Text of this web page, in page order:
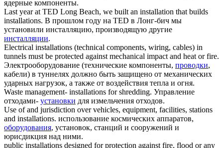
ядерные компоненты.
Last year at TED Long Beach, we built an installation that builds
installations. В прошлом году на TED в Лонг-бич мы
установили инсталляцию, производящую другие
инсталляции.
Electrical installations (technical components, wiring, cables) in
tunnels must be protected against mechanical impact and heat or fire.
Электрооборудование (технические компоненты, проводки,
кабели) в туннелях должно быть защищено от механических
ударных нагрузок, а также от воздействия тепла и огня.
Waste management- installations for shredding. Управление
отходами- установки для измельчения отходов.
Use of and jurisdiction over vehicles, equipment, facilities, stations
and installations. использование космических аппаратов,
оборудования, установок, станций и сооружений и
юрисдикция над ними.
public installations designed for protection against fire, flood or any